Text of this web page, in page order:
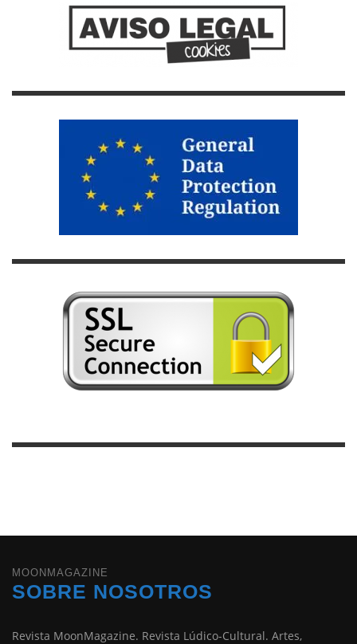
MOONMAGAZINE
SOBRE NOSOTROS
Revista MoonMagazine. Revista Lúdico-Cultural. Artes,